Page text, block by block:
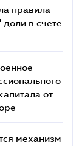
правила
доли в счете
от
механизм